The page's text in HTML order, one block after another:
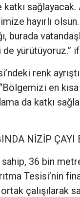
sağlayacak.
hayırlı
burada
yürütüyoruz.”
renk
en
da katkı
NİZİP ÇAYI
sahip, 36 bin
Tesisi’nin
çalışılarak